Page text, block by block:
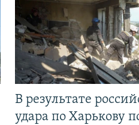
В результате
удара по Харькову